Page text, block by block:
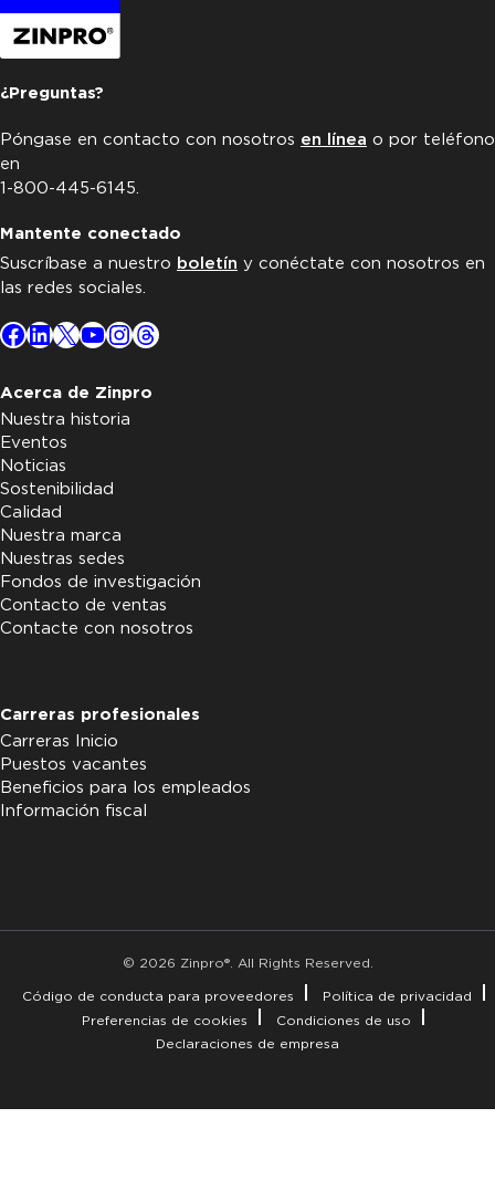
¿Preguntas?
Póngase en contacto con nosotros en línea o por teléfono
en
1-800-445-6145.
Mantente conectado
Suscríbase a nuestro boletín y conéctate con nosotros en
las redes sociales.
Facebook
LinkedIn
X YouTube
Instagram
Threads
Acerca de Zinpro
Nuestra historia
Eventos
Noticias
Sostenibilidad
Calidad
Nuestra marca
Nuestras sedes
Fondos de investigación
Contacto de ventas
Contacte con nosotros
Carreras profesionales
Carreras Inicio
Puestos vacantes
Beneficios para los empleados
Información fiscal
© 2026 Zinpro®. All Rights Reserved.
Código de conducta para proveedores
Política de privacidad
Preferencias de cookies
Condiciones de uso
Declaraciones de empresa